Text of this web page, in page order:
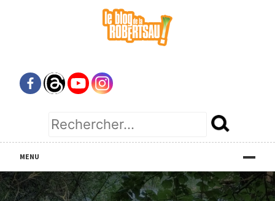
Rechercher :
MENU